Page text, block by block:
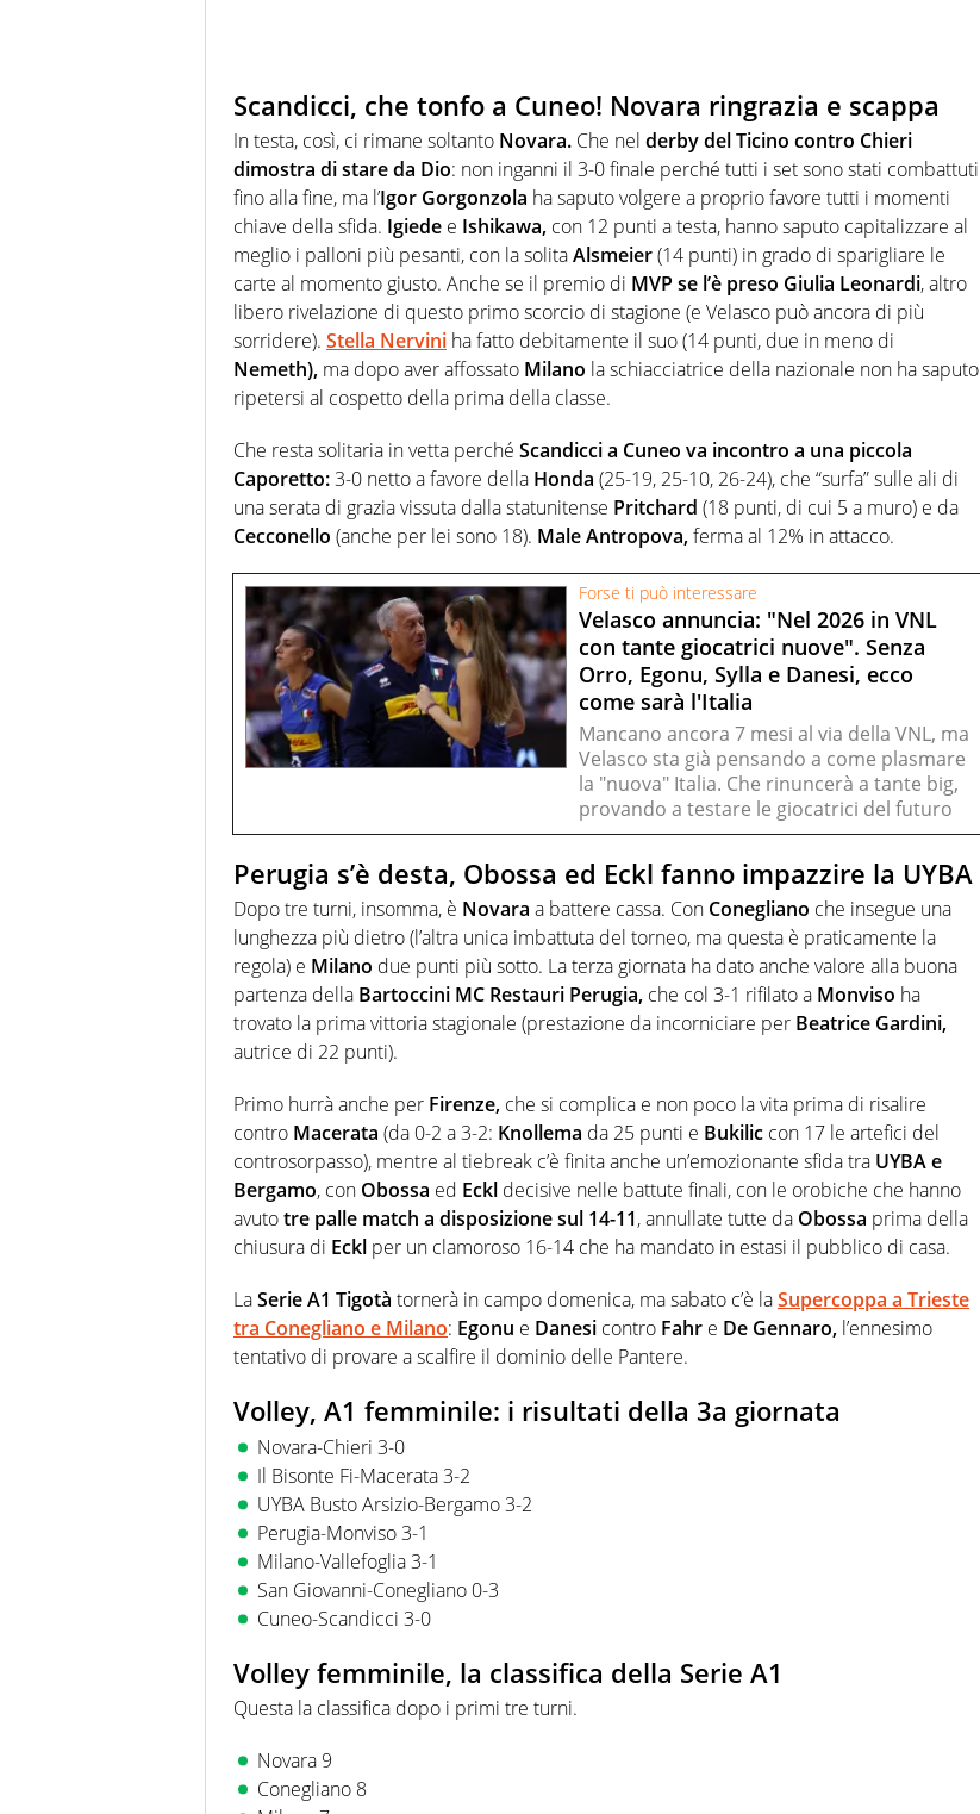
Scandicci, che tonfo a Cuneo! Novara ringrazia e scappa
In testa, così, ci rimane soltanto Novara. Che nel derby del Ticino contro Chieri
dimostra di stare da Dio: non inganni il 3-0 finale perché tutti i set sono stati combattuti
fino alla fine, ma l’Igor Gorgonzola ha saputo volgere a proprio favore tutti i momenti
chiave della sfida. Igiede e Ishikawa, con 12 punti a testa, hanno saputo capitalizzare al
meglio i palloni più pesanti, con la solitaAlsmeier(14 punti) in grado di sparigliare le
carte al momento giusto. Anche se il premio di MVP se l’è preso Giulia Leonardi, altro
libero rivelazione di questo primo scorcio di stagione (e Velasco può ancora di più
sorridere). Stella Nervini ha fatto debitamente il suo (14 punti, due in meno di
Nemeth), ma dopo aver affossato Milano la schiacciatrice della nazionale non ha saputo
ripetersi al cospetto della prima della classe.
Che resta solitaria in vetta perché Scandicci a Cuneo va incontro a una piccola
Caporetto:3-0 netto a favore della Honda (25-19, 25-10, 26-24), che “surfa” sulle ali di
una serata di grazia vissuta dalla statunitense Pritchard (18 punti, di cui 5 a muro) e da
Cecconello (anche per lei sono 18). Male Antropova,ferma al 12% in attacco.
Forse ti può interessare
Velasco annuncia: "Nel 2026 in VNL
con tante giocatrici nuove". Senza
Orro, Egonu, Sylla e Danesi, ecco
come sarà l'Italia
Mancano ancora 7 mesi al via della VNL, ma
Velasco sta già pensando a come plasmare
la "nuova" Italia. Che rinuncerà a tante big,
provando a testare le giocatrici del futuro
Perugia s’è desta, Obossa ed Eckl fanno impazzire la UYBA
Dopo tre turni, insomma, è Novara a battere cassa. Con Conegliano che insegue una
lunghezza più dietro (l’altra unica imbattuta del torneo, ma questa è praticamente la
regola) e Milano due punti più sotto. La terza giornata ha dato anche valore alla buona
partenza della Bartoccini MC Restauri Perugia, che col 3-1 rifilato a Monviso ha
trovato la prima vittoria stagionale (prestazione da incorniciare per Beatrice Gardini,
autrice di 22 punti).
Primo hurrà anche per Firenze, che si complica e non poco la vita prima di risalire
contro Macerata (da 0-2 a 3-2: Knollema da 25 punti e Bukilic con 17 le artefici del
controsorpasso), mentre al tiebreak c’è finita anche un’emozionante sfida tra UYBA e
Bergamo, con Obossa ed Eckl decisive nelle battute finali, con le orobiche che hanno
avutotre palle match a disposizione sul 14-11, annullate tutte da Obossa prima della
chiusura di Eckl per un clamoroso 16-14 che ha mandato in estasi il pubblico di casa.
LaSerie A1 Tigotà tornerà in campo domenica, ma sabato c’è laSupercoppa a Trieste
tra Conegliano e Milano: Egonu e Danesi contro Fahr e De Gennaro, l’ennesimo
tentativo di provare a scalfire il dominio delle Pantere.
Volley, A1 femminile: i risultati della 3a giornata
Novara-Chieri 3-0
Il Bisonte Fi-Macerata 3-2
UYBA Busto Arsizio-Bergamo 3-2
Perugia-Monviso 3-1
Milano-Vallefoglia 3-1
San Giovanni-Conegliano 0-3
Cuneo-Scandicci 3-0
Volley femminile, la classifica della Serie A1
Questa la classifica dopo i primi tre turni.
Novara 9
Conegliano 8